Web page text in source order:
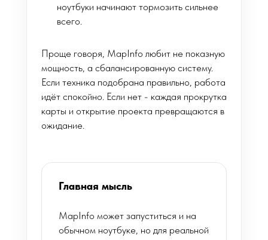
ноутбуки начинают тормозить сильнее
всего.
Проще говоря, MapInfo любит не показную
мощность, а сбалансированную систему.
Если техника подобрана правильно, работа
идёт спокойно. Если нет - каждая прокрутка
карты и открытие проекта превращаются в
ожидание.
Главная мысль
MapInfo может запуститься и на
обычном ноутбуке, но для реальной